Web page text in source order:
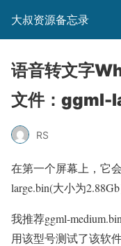
大叔资源备忘录
语音转文字
文件：ggml-
RS
在第一个屏幕上，它
large.bin(大小为2.88Gb
我推荐ggml-
用该型号测试了该软件